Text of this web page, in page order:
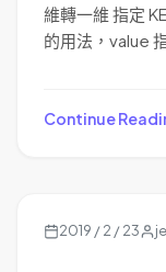
維轉一維 指定
的用法，value
Continue
2019 / 2 / 23